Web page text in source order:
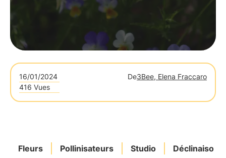
16/01/2024 De3Bee, Elena Fraccaro
416 Vues
Fleurs Pollinisateurs Studio Déclinaison